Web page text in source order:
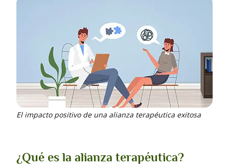
El impacto positivo de una alianza terapéutica exitosa
¿Qué es la alianza terapéutica?